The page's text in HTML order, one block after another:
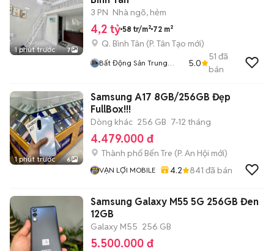
1 phút trước 7
3 PN Nhà ngõ, hẻm
4,2 tỷ 58 tr/m² 72 m²
Q. Bình Tân (P. Tân Tạo mới)
Bất Động Sản Trung
5.0
51 đã
bán
1 phút trước 6
Samsung A17 8GB/256GB Đẹp
FullBox!!!
Dòng khác 256 GB 7-12 tháng
4.479.000 đ
Thành phố Bến Tre (P. An Hội mới)
VẠN LỢI MOBILE 4.2 841 đã bán
Samsung Galaxy M55 5G 256GB Đen
12GB
Galaxy M55 256 GB
5.500.000 đ